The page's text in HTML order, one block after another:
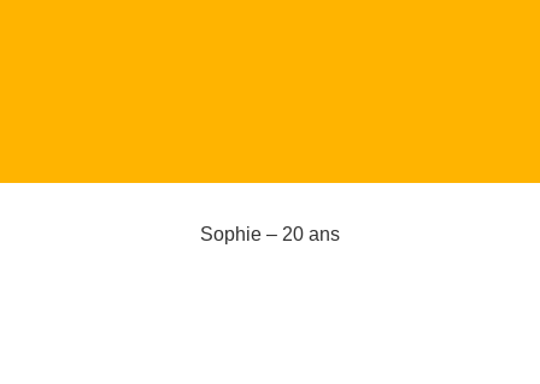
Sophie – 20 ans